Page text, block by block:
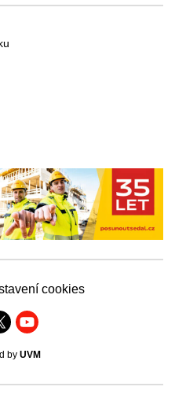
cookies
by UVM